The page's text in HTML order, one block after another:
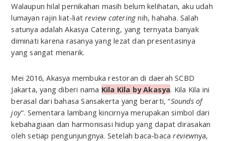
Walaupun hilal pernikahan masih belum kelihatan, aku udah
lumayan rajin liat-liatreview cateringnih, hahaha. Salah
satunya adalah Akasya Catering, yang ternyata banyak
diminati karena rasanya yang lezat dan presentasinya
yang sangat menarik.
Mei 2016, Akasya membuka restoran di daerah SCBD
Jakarta, yang diberi nama Kila Kila by Akasya. Kila Kila ini
berasal dari bahasa Sansakerta yang berarti, “Sounds of
joy“. Sementara lambang kincirnya merupakan simbol dari
kebahagiaan dan harmonisasi hidup yang dapat dirasakan
oleh setiap pengunjungnya. Setelah baca-bacareviewnya,